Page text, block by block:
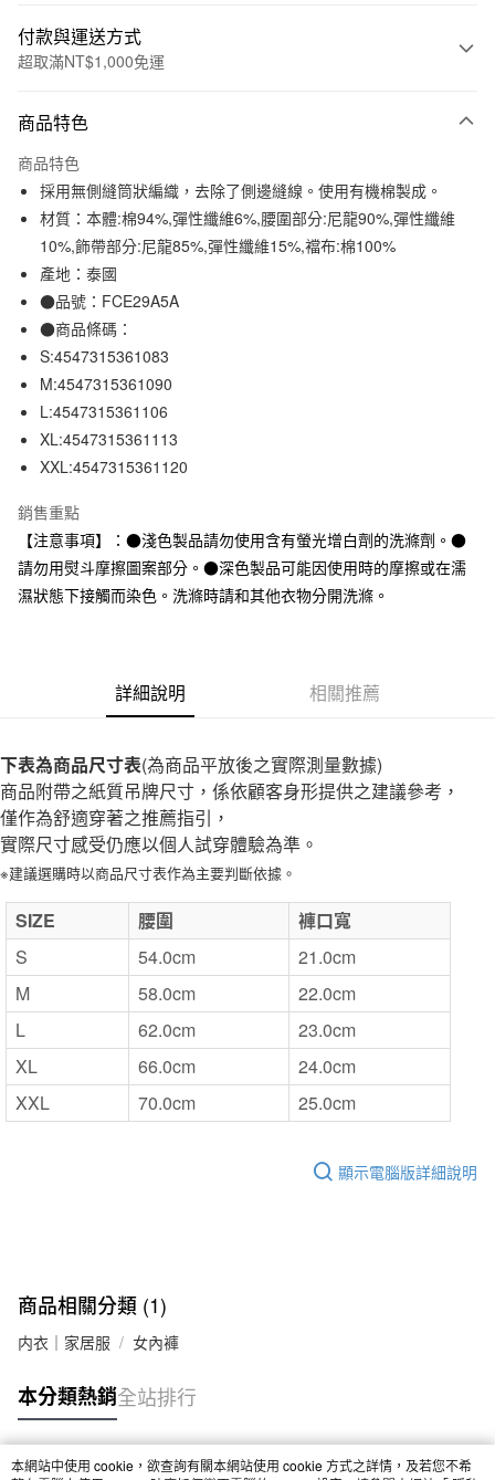
付款與運送方式
超取滿NT$1,000免運
信用卡一次付款
信用卡分期付款
3 期 0 利率 每期 NT$49 21家銀行
合作金庫商業銀行
第一商業銀行
華南商業銀行
上海商業儲蓄銀行
臺灣中小企業銀行
匯豐（台灣）商業銀行
聯邦商業銀行
元大商業銀行
玉山商業銀行
台灣樂天信用卡公司
超商取貨付款
LINE Pay
Apple Pay
街口支付
悠遊付
運送方式
全家取貨付款
每筆NT$65，滿NT$1,000(含以上)免運費
付款後全家取貨
每筆NT$65，滿NT$1,000(含以上)免運費
每筆NT$65，滿NT$1,000(含以上)免運費
付款後7-11取貨
宅配
每筆NT$150，滿NT$2,000(含以上)免運費
無印良品門市自取
商品特色
商品特色
採用無側縫筒狀編織，去除了側邊縫線。使用有機棉製成。
材質：本體:棉94%,彈性纖維6%,腰圍部分:尼龍90%,彈性纖維
10%,飾帶部分:尼龍85%,彈性纖維15%,襠布:棉100%
產地：泰國
●品號：FCE29A5A
●商品條碼：
S:4547315361083
M:4547315361090
L:4547315361106
XL:4547315361113
XXL:4547315361120
銷售重點
【注意事項】：●淺色製品請勿使用含有螢光增白劑的洗滌劑。●
請勿用熨斗摩擦圖案部分。●深色製品可能因使用時的摩擦或在濡
濕狀態下接觸而染色。洗滌時請和其他衣物分開洗滌。
詳細說明 相關推薦
下表為商品尺寸表(為商品平放後之實際測量數據)
商品附帶之紙質吊牌尺寸，係依顧客身形提供之建議參考，
僅作為舒適穿著之推薦指引，
實際尺寸感受仍應以個人試穿體驗為準。
※建議選購時以商品尺寸表作為主要判斷依據。
SIZE 腰圍
褲口寬
S
54.0cm
21.0cm
M
58.0cm
22.0cm
L
62.0cm
23.0cm
XL
66.0cm
24.0cm
XXL
70.0cm 25.0cm
顯示電腦版詳細說明
商品相關分類 (1)
内衣｜家居服 女內褲
本分類熱銷全站排行
本網站中使用 cookie，欲查詢有關本網站使用 cookie 方式之詳情，及若您不希